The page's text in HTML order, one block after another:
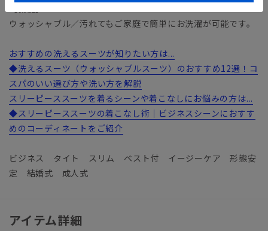
ウォッシャブル／汚れてもご家庭で簡単にお洗濯が可能です。
おすすめの洗えるスーツが知りたい方は...
◆洗えるスーツ（ウォッシャブルスーツ）のおすすめ12選！コ
スパのいい選び方や洗い方を解説
スリーピーススーツを着るシーンや着こなしにお悩みの方は...
◆スリーピーススーツの着こなし術｜ビジネスシーンにおすす
めのコーディネートをご紹介
ビジネス タイト スリム ベスト付 イージーケア 形態安
定 結婚式 成人式
アイテム詳細